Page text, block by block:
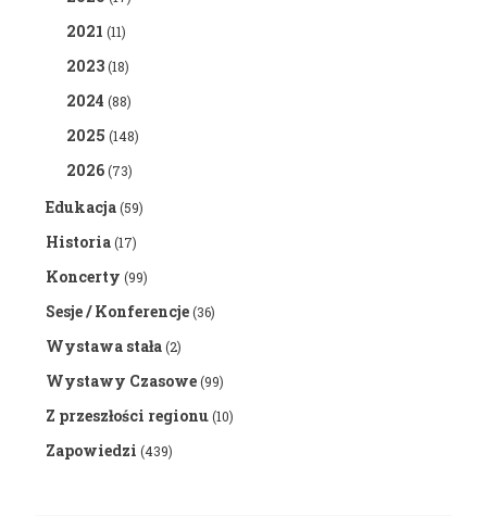
2021 (11)
2023(18)
2024 (88)
2025 (148)
2026(73)
Edukacja(59)
Historia(17)
Koncerty (99)
Sesje / Konferencje(36)
Wystawa stała(2)
Wystawy Czasowe(99)
Z przeszłości regionu(10)
Zapowiedzi (439)